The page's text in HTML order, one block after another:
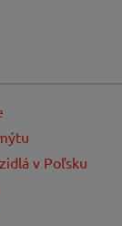
v Poľsku